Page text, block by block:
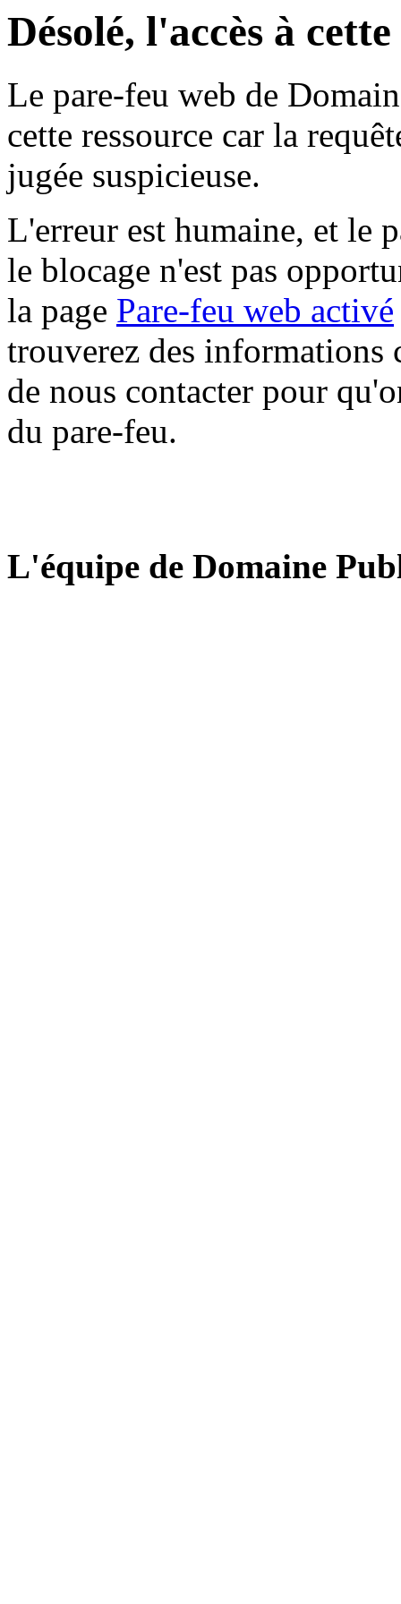
Désolé, l'accès à
Le pare-feu web de
cette ressource car la
jugée suspicieuse.
L'erreur est humaine, et le
le blocage n'est pas
la page Pare-feu web activé
trouverez des informations
de nous contacter pour
du pare-feu.
L'équipe de Domaine